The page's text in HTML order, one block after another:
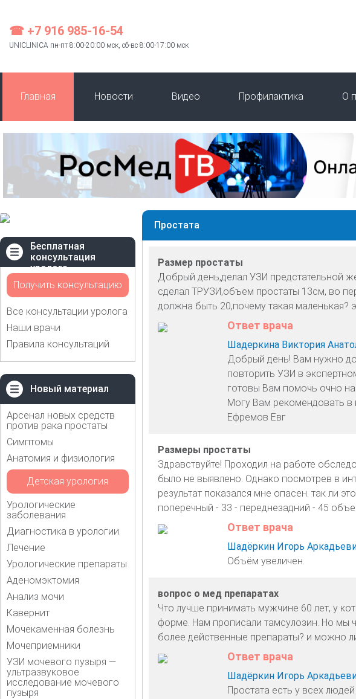
☎ +7 916 985-16-54
UNICLINICA пн-пт 8:00-20:00 мск, сб-вс 8:00-17:00 мск
Главная Новости Видео Профилактика О
Бесплатная
консультация
уролога
Получить консультацию
Все консультации уролога
Наши врачи
Правила консультаций
Новый материал
Арсенал новых средств
против рака простаты
Симптомы
Анатомия и физиология
Детская урология
Урологические
заболевания
Диагностика в урологии
Лечение
Урологические препараты
Аденомэктомия
Анализ мочи
Кавернит
Мочекаменная болезнь
Мочеприемники
УЗИ мочевого пузыря —
ультразвуковое
исследование мочевого
пузыря
Простата
Размер простаты
Добрый день,делал УЗИ предстательной
сделал ТРУЗИ,объем простаты 13см, во
должна быть 20,почему такая маленькая?
Ответ врача
Шадеркина Виктория
Добрый день! Вам нужно
повторить УЗИ в
готовы Вам помочь очно
Могу Вам рекомендовать в
Ефремов Евг
Размеры простаты
Здравствуйте! Проходил на работе
было не выявлено. Однако посмотрев в
результат показался мне опасен. так ли
поперечный - 33 - переднезадний - 45
Ответ врача
Шадёркин Игорь
Объём увеличен.
вопрос о мед препаратах
Что лучше принимать мужчине 60 лет, у
форме. Нам прописали тамсулозин. Но мы
более действенные препараты? и можно
Ответ врача
Шадёркин Игорь
Простата есть у всех